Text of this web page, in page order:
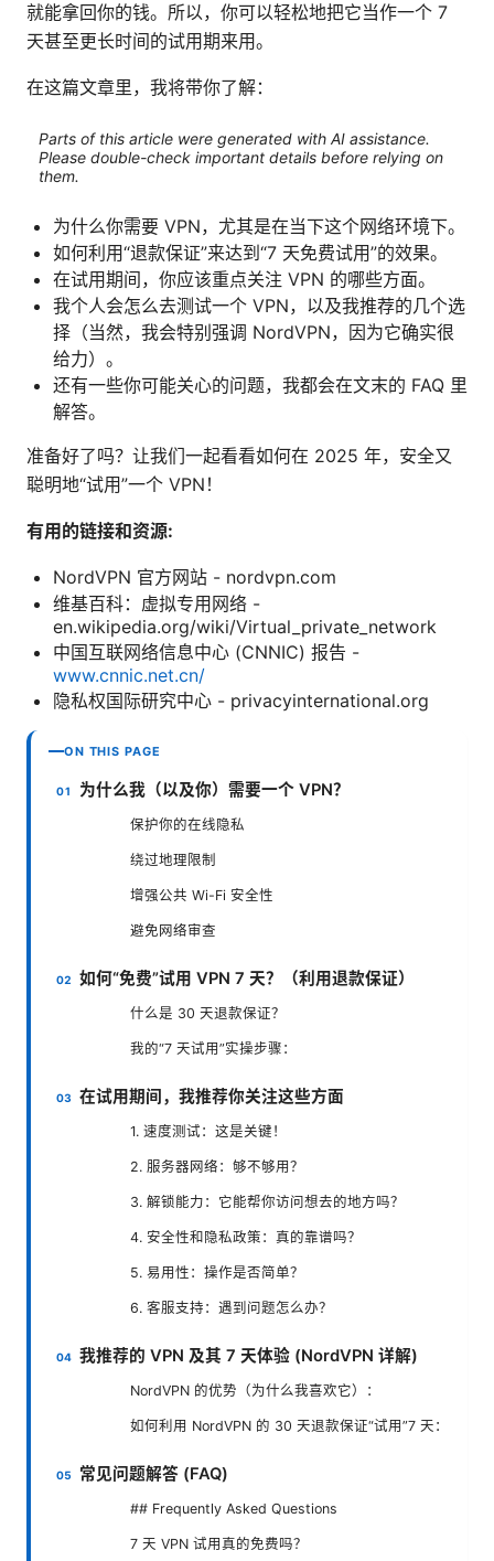
就能拿回你的钱。所以，你可以轻松地把它当作一个 7
天甚至更长时间的试用期来用。
在这篇文章里，我将带你了解：
Parts of this article were generated with AI assistance.
Please double-check important details before relying on
them.
为什么你需要 VPN，尤其是在当下这个网络环境下。
如何利用“退款保证”来达到“7 天免费试用”的效果。
在试用期间，你应该重点关注 VPN 的哪些方面。
我个人会怎么去测试一个 VPN，以及我推荐的几个选
择（当然，我会特别强调 NordVPN，因为它确实很
给力）。
还有一些你可能关心的问题，我都会在文末的 FAQ 里
解答。
准备好了吗？让我们一起看看如何在 2025 年，安全又
聪明地“试用”一个 VPN！
有用的链接和资源:
NordVPN 官方网站 - nordvpn.com
维基百科：虚拟专用网络 -
en.wikipedia.org/wiki/Virtual_private_network
中国互联网络信息中心 (CNNIC) 报告 -
www.cnnic.net.cn/
隐私权国际研究中心 - privacyinternational.org
ON THIS PAGE
为什么我（以及你）需要一个 VPN？
保护你的在线隐私
绕过地理限制
增强公共 Wi-Fi 安全性
避免网络审查
如何“免费”试用 VPN 7 天？（利用退款保证）
什么是 30 天退款保证？
我的“7 天试用”实操步骤：
在试用期间，我推荐你关注这些方面
1. 速度测试：这是关键！
2. 服务器网络：够不够用？
3. 解锁能力：它能帮你访问想去的地方吗？
4. 安全性和隐私政策：真的靠谱吗？
5. 易用性：操作是否简单？
6. 客服支持：遇到问题怎么办？
我推荐的 VPN 及其 7 天体验 (NordVPN 详解)
NordVPN 的优势（为什么我喜欢它）：
如何利用 NordVPN 的 30 天退款保证“试用”7 天：
常见问题解答 (FAQ)
## Frequently Asked Questions
7 天 VPN 试用真的免费吗？